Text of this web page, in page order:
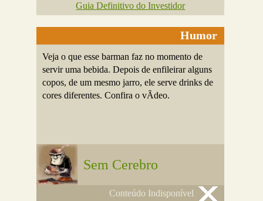
Guia Definitivo do Investidor
Humor
Veja o que esse barman faz no momento de
servir uma bebida. Depois de enfileirar alguns
copos, de um mesmo jarro, ele serve drinks de
cores diferentes. Confira o vÃ­deo.
Sem Cerebro
Conteúdo Indisponível